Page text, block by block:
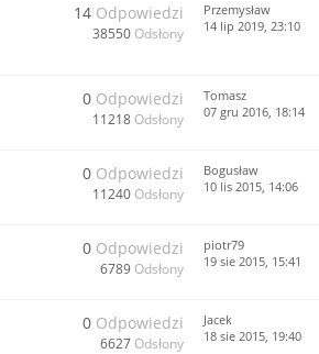
14 Odpowiedzi
38550 Odsłony
Przemysław
14 lip 2019, 23:10
0 Odpowiedzi
11218 Odsłony
Tomasz
07 gru 2016, 18:14
0 Odpowiedzi
11240 Odsłony
Bogusław
10 lis 2015, 14:06
0 Odpowiedzi
6789 Odsłony
piotr79
19 sie 2015, 15:41
0 Odpowiedzi
6627 Odsłony
Jacek
18 sie 2015, 19:40